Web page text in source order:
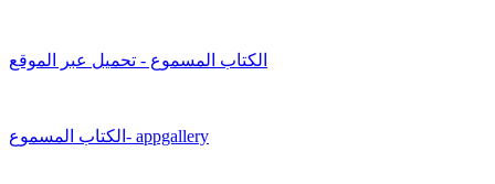
الكتاب المسموع - تحميل عبر الموقع
الكتاب المسموع- appgallery